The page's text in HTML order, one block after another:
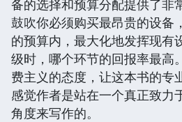
备的选择和预算分配提供了非
鼓吹你必须购买最昂贵的设备
的预算内，最大化地发挥现有
级时，哪个环节的回报率最高
费主义的态度，让这本书的专
感觉作者是站在一个真正致力
角度来写作的。